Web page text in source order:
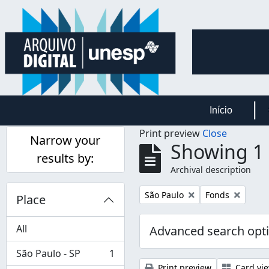
Skip to main content
Início
Narrow your
results by:
Place
All
São Paulo - SP
, 1 results
1
Print preview Close
Showing
Archival description
Remove filter:
São Paulo Remove filter:
Fonds
Advanced search